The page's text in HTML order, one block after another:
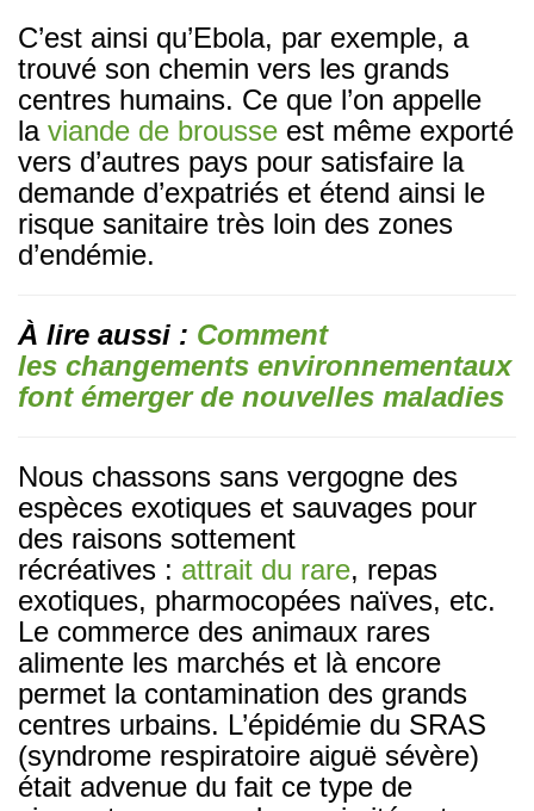
C’est ainsi qu’Ebola, par exemple, a
trouvé son chemin vers les grands
centres humains. Ce que l’on appelle
la viande de brousse est même exporté
vers d’autres pays pour satisfaire la
demande d’expatriés et étend ainsi le
risque sanitaire très loin des zones
d’endémie.
À lire aussi : Comment
les changements environnementaux
font émerger de nouvelles maladies
Nous chassons sans vergogne des
espèces exotiques et sauvages pour
des raisons sottement
récréatives : attrait du rare, repas
exotiques, pharmocopées naïves, etc.
Le commerce des animaux rares
alimente les marchés et là encore
permet la contamination des grands
centres urbains. L’épidémie du SRAS
(syndrome respiratoire aiguë sévère)
était advenue du fait ce type de